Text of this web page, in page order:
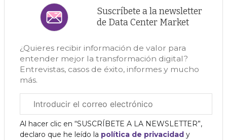
Suscríbete a la newsletter
de Data Center Market
¿Quieres recibir información de valor para
entender mejor la transformación digital?
Entrevistas, casos de éxito, informes y mucho
más.
electrónico
corporativo
Al hacer clic en “SUSCRÍBETE A LA NEWSLETTER”,
declaro que he leído la política de privacidad y